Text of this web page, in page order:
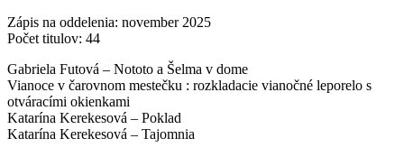
Zápis na oddelenia: november 2025
Počet titulov: 44
Gabriela Futová – Nototo a Šelma v dome
Vianoce v čarovnom mestečku : rozkladacie vianočné leporelo s
otváracími okienkami
Katarína Kerekesová – Poklad
Katarína Kerekesová – Tajomnia